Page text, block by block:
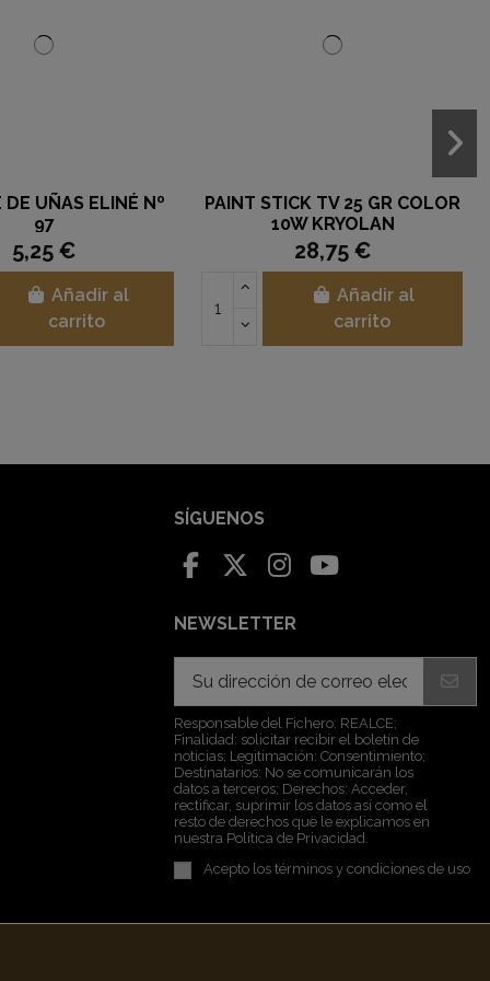
DE UÑAS ELINÉ Nº
97
5,25 €
Añadir al
carrito
PAINT STICK TV 25 GR COLOR
10W KRYOLAN
28,75 €
Añadir al
carrito
SÍGUENOS
NEWSLETTER
Responsable del Fichero: REALCE;
Finalidad: solicitar recibir el boletín de
noticias; Legitimación: Consentimiento;
Destinatarios: No se comunicarán los
datos a terceros; Derechos: Acceder,
rectificar, suprimir los datos así como el
resto de derechos que le explicamos en
nuestra Política de Privacidad.
Acepto lostérminos y condiciones de uso